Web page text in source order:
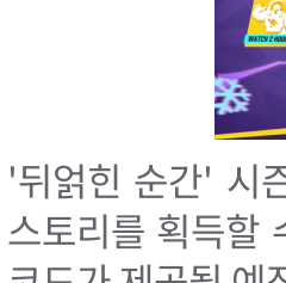
'뒤얽힌 순간' 시
스토리를 획득할